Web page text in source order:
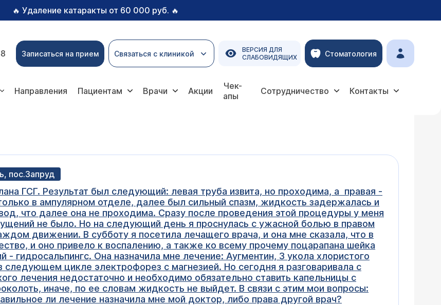
🔥 Удаление катаракты от 60 000 руб. 🔥
Записаться на прием Связаться с клиникой
ВЕРСИЯ ДЛЯ
СЛАБОВИДЯЩИХ
Стоматология
Направления Пациентам Врачи Акции
Чек-
апы
Сотрудничество Контакты
пос.Запруд
ГСГ. Результат был следующий: левая труба извита, но проходима, а правая -
в ампулярном отделе, далее был сильный спазм, жидкость задержалась и
что далее она не проходима. Сразу после проведения этой процедуры у меня
не было. Но на следующий день я проснулась с ужасной болью в правом
движении. В субботу я посетила лечащего врача, и она мне сказала, что в
и оно привело к воспалению, а также ко всему прочему поцарапана шейка
гидросальпингс. Она назначила мне лечение: Аугментин, 3 укола хлористого
цикле электрофорез с магнезией. Но сегодня я разговаривала с
лечения недостаточно и необходимо обязательно ставить капельницы с
иначе, по ее словам жидкость не выйдет. В связи с этим мои вопросы:
ли лечение назначила мне мой доктор, либо права другой врач?